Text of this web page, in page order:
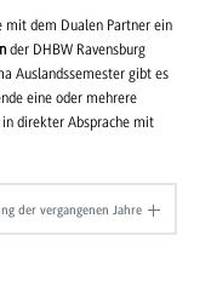
mit dem Dualen Partner ein
der DHBW Ravensburg
Auslandssemester gibt es
eine oder mehrere
direkter Absprache mit
der vergangenen Jahre